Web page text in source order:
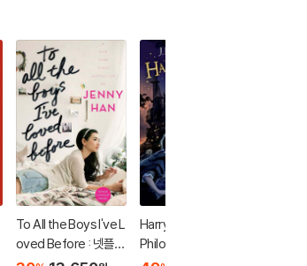
To All the Boys I've L
oved Before : 넷플릭
Harry Potter and the
Philosopher's Stone